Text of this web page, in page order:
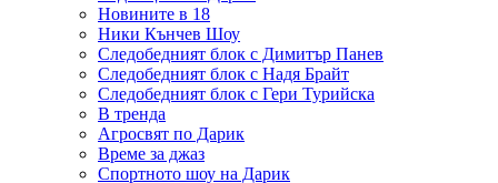
Новините в 18
Ники Кънчев Шоу
Следобедният блок с Димитър Панев
Следобедният блок с Надя Брайт
Следобедният блок с Гери Турийска
В тренда
Агросвят по Дарик
Време за джаз
Спортното шоу на Дарик